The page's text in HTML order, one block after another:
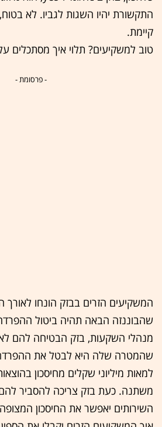
התקשורת יהיו השגות לגביו. לא
קיימת.
טוב למשקיעים? תלוי איך מסתכלים
- פרסומת -
המשקיעים הזרים בבזק הונחו לאורך
שהבוננזה הבאה תהיה ביטול
מנהלי השקעות, בזק הבטיחה להם
שהמטרה שלה היא לבטל את
למאות מיליוני שקלים מחיסכון
משתנה. כעת בזק צריכה להסביר
השירותים יאפשר את החיסכון